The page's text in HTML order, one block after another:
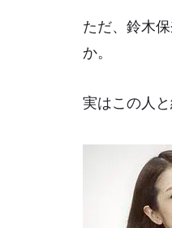
ただ、鈴木
か。
実はこの人と